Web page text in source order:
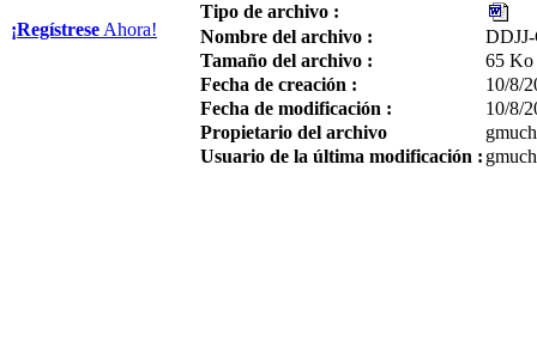
¡Regístrese Ahora!
Tipo de archivo :
Nombre del archivo :
Tamaño del archivo :
65 Ko
Fecha de creación :
10/8/
Fecha de modificación :
10/8/
Propietario del archivo
Usuario de la última modificación :